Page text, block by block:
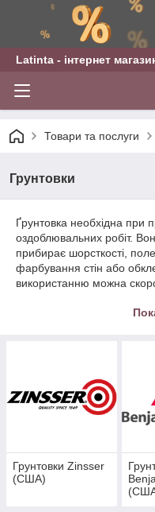
Latinta - інтернет
Товари та послуги
Грунтовки
Ґрунтовка необхідна при
оздоблювальних робіт.
прибирає шорсткості,
фарбування стін або
використанню можна
грунтовок визначеного
Грунтовки Zinsser
(США)